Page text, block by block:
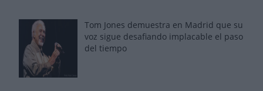
Tom Jones demuestra en Madrid que su
voz sigue desafiando implacable el paso
del tiempo